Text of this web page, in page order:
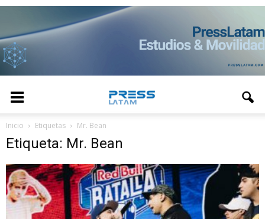
Inicio Etiquetas Mr. Bean
Etiqueta: Mr. Bean